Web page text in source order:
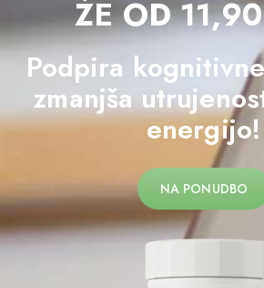
ŽE OD
Podpira
zmanjša
energijo!
NA PONUDBO